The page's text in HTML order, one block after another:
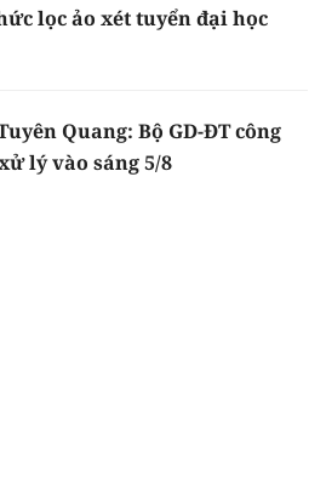
lọc ảo xét tuyển đại học
Quang: Bộ GD-ĐT công
lý vào sáng 5/8